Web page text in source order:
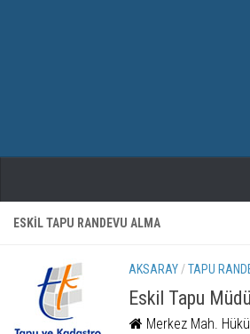
ANASAYFA
ESKIL TAPU RANDEVU ALMA
AKSARAY /TAPU
Eskil Tapu
Merkez Mah.